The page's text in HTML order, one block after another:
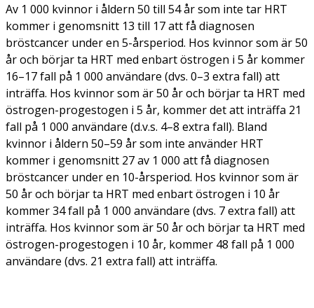
Av 1 000 kvinnor i åldern 50 till 54 år som inte tar HRT
kommer i genomsnitt 13 till 17 att få diagnosen
bröstcancer under en 5-årsperiod. Hos kvinnor som är 50
år och börjar ta HRT med enbart östrogen i 5 år kommer
16–17 fall på 1 000 användare (dvs. 0–3 extra fall) att
inträffa. Hos kvinnor som är 50 år och börjar ta HRT med
östrogen-progestogen i 5 år, kommer det att inträffa 21
fall på 1 000 användare (d.v.s. 4–8 extra fall). Bland
kvinnor i åldern 50–59 år som inte använder HRT
kommer i genomsnitt 27 av 1 000 att få diagnosen
bröstcancer under en 10-årsperiod. Hos kvinnor som är
50 år och börjar ta HRT med enbart östrogen i 10 år
kommer 34 fall på 1 000 användare (dvs. 7 extra fall) att
inträffa. Hos kvinnor som är 50 år och börjar ta HRT med
östrogen-progestogen i 10 år, kommer 48 fall på 1 000
användare (dvs. 21 extra fall) att inträffa.